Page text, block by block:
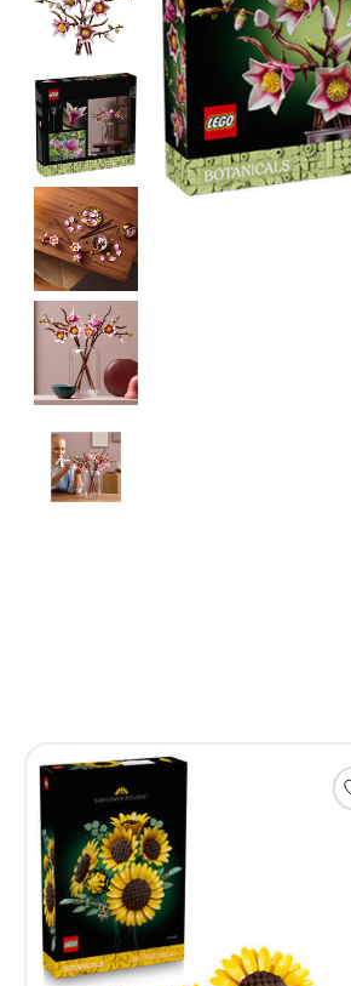
Items van productcarrousel